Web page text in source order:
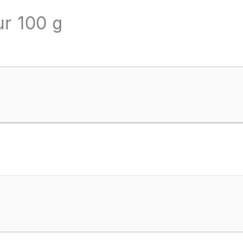
100 g